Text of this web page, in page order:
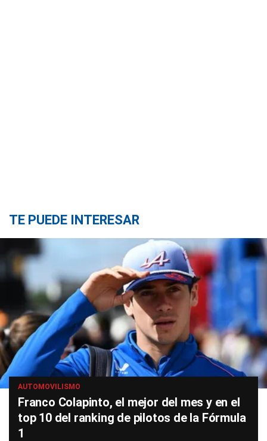
TE PUEDE INTERESAR
AUTOMOVILISMO
Franco Colapinto, el mejor del mes y en el
top 10 del ranking de pilotos de la Fórmula
1